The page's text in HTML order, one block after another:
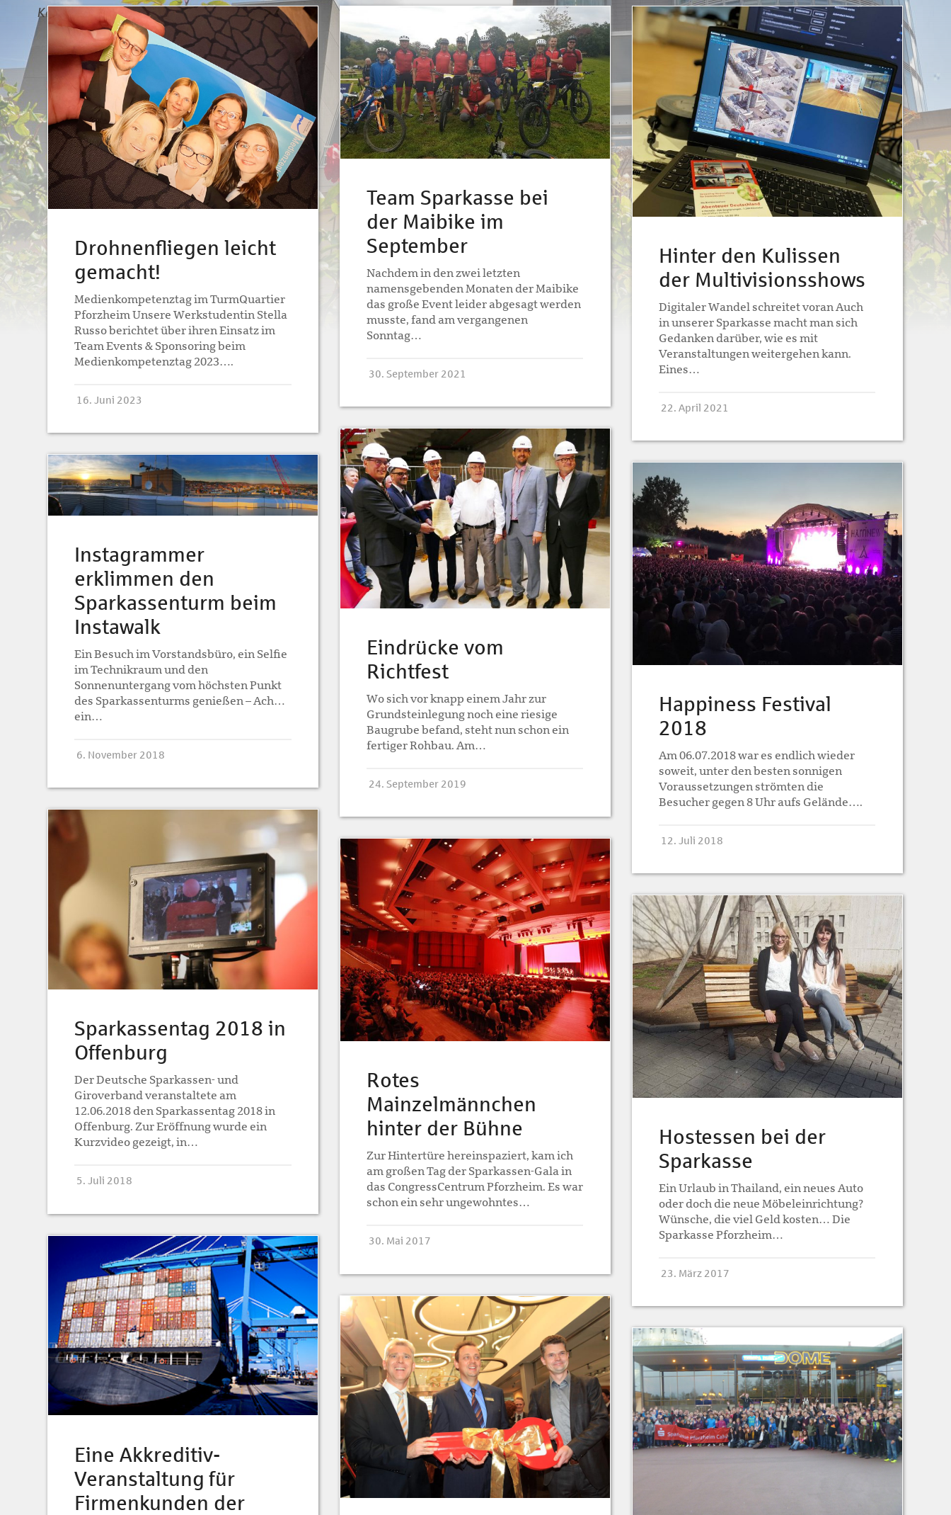
Drohnenfliegen leicht
gemacht!
Medienkompetenztag im TurmQuartier
Pforzheim Unsere Werkstudentin Stella
Russo berichtet über ihren Einsatz im
Team Events & Sponsoring beim
Medienkompetenztag 2023….
16. Juni 2023
Team Sparkasse bei
der Maibike im
September
Nachdem in den zwei letzten
namensgebenden Monaten der Maibike
das große Event leider abgesagt werden
musste, fand am vergangenen
Sonntag…
30. September 2021
Hinter den Kulissen
der Multivisionsshows
Digitaler Wandel schreitet voran Auch
in unserer Sparkasse macht man sich
Gedanken darüber, wie es mit
Veranstaltungen weitergehen kann.
Eines…
22. April 2021
Eindrücke vom
Richtfest
Wo sich vor knapp einem Jahr zur
Grundsteinlegung noch eine riesige
Baugrube befand, steht nun schon ein
fertiger Rohbau. Am…
24. September 2019
Instagrammer
erklimmen den
Sparkassenturm beim
Instawalk
Ein Besuch im Vorstandsbüro, ein Selfie
im Technikraum und den
Sonnenuntergang vom höchsten Punkt
des Sparkassenturms genießen – Ach…
ein…
6. November 2018
Happiness Festival
2018
Am 06.07.2018 war es endlich wieder
soweit, unter den besten sonnigen
Voraussetzungen strömten die
Besucher gegen 8 Uhr aufs Gelände….
12. Juli 2018
Sparkassentag 2018 in
Offenburg
Der Deutsche Sparkassen- und
Giroverband veranstaltete am
12.06.2018 den Sparkassentag 2018 in
Offenburg. Zur Eröffnung wurde ein
Kurzvideo gezeigt, in…
5. Juli 2018
Rotes
Mainzelmännchen
hinter der Bühne
Zur Hintertüre hereinspaziert, kam ich
am großen Tag der Sparkassen-Gala in
das CongressCentrum Pforzheim. Es war
schon ein sehr ungewohntes…
30. Mai 2017
Hostessen bei der
Sparkasse
Ein Urlaub in Thailand, ein neues Auto
oder doch die neue Möbeleinrichtung?
Wünsche, die viel Geld kosten… Die
Sparkasse Pforzheim…
23. März 2017
Eine Akkreditiv-
Veranstaltung für
Firmenkunden der